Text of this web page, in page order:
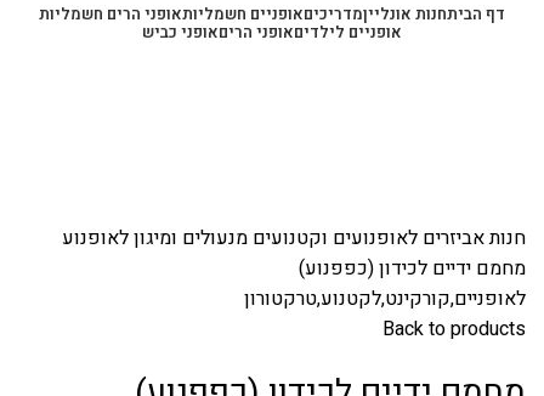
דף הביתחנות אונלייןמדריכיםאופניים חשמליותאופני הרים חשמליות
אופניים לילדיםאופני הריםאופני כביש
חנותאביזרים לאופנועים וקטנועים מנעולים ומיגון לאופנוע
מחמם ידיים לכידון (כפפנוע)
לאופניים,קורקינט,לקטנוע,טרקטורון
Back to products